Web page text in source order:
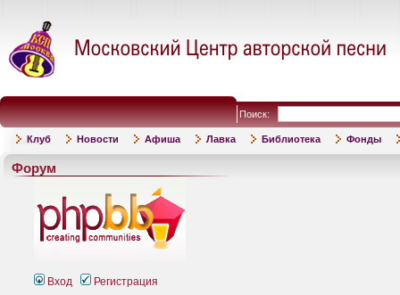
Поиск:
Клуб Новости Афиша Лавка Библиотека Фонды
Форум
Вход Регистрация